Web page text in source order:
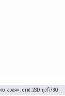
края», erid:2SDnjcfi73Q